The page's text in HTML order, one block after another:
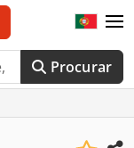
Procurar